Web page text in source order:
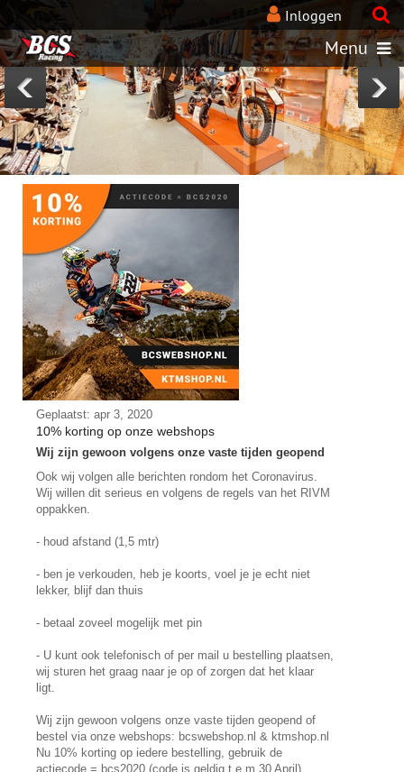
Inloggen
Menu
Geplaatst: apr 3, 2020
10% korting op onze webshops
Wij zijn gewoon volgens onze vaste tijden geopend
Ook wij volgen alle berichten rondom het Coronavirus.
Wij willen dit serieus en volgens de regels van het RIVM
oppakken.
- houd afstand (1,5 mtr)
- ben je verkouden, heb je koorts, voel je je echt niet
lekker, blijf dan thuis
- betaal zoveel mogelijk met pin
- U kunt ook telefonisch of per mail u bestelling plaatsen,
wij sturen het graag naar je op of zorgen dat het klaar
ligt.
Wij zijn gewoon volgens onze vaste tijden geopend of
bestel via onze webshops: bcswebshop.nl & ktmshop.nl
Nu 10% korting op iedere bestelling, gebruik de
actiecode = bcs2020 (code is geldig t.e.m 30 April)